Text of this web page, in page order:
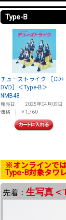
Type-B
チューストライク ［CD+
DVD］＜Type-B＞
NMB48
発売日
2025年04月09日
価格
￥1,760
※オンラインで
Type-B対象タワ
先着： 生写真＜